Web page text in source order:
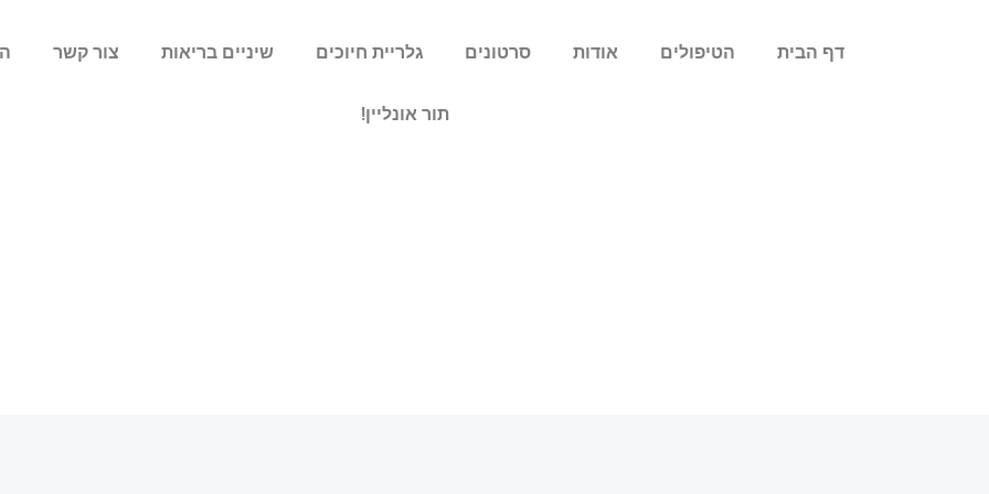
דף הבית הטיפולים אודות סרטונים גלריית חיוכים שיניים בריאות צור קשר
תור אונליין!